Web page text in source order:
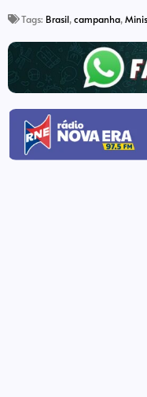
Tags: Brasil,campanha,